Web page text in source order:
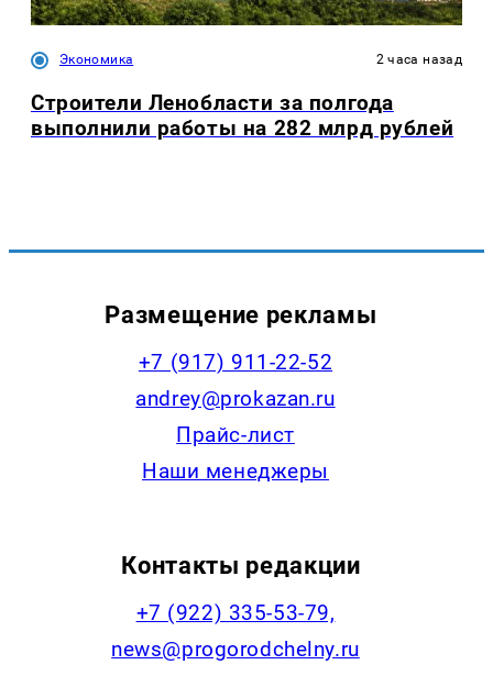
Экономика 2 часа назад
Строители Ленобласти за полгода
выполнили работы на 282 млрд рублей
Размещение рекламы
+7 (917) 911-22-52
andrey@prokazan.ru
Прайс-лист
Наши менеджеры
Контакты редакции
+7 (922) 335-53-79,
news@progorodchelny.ru